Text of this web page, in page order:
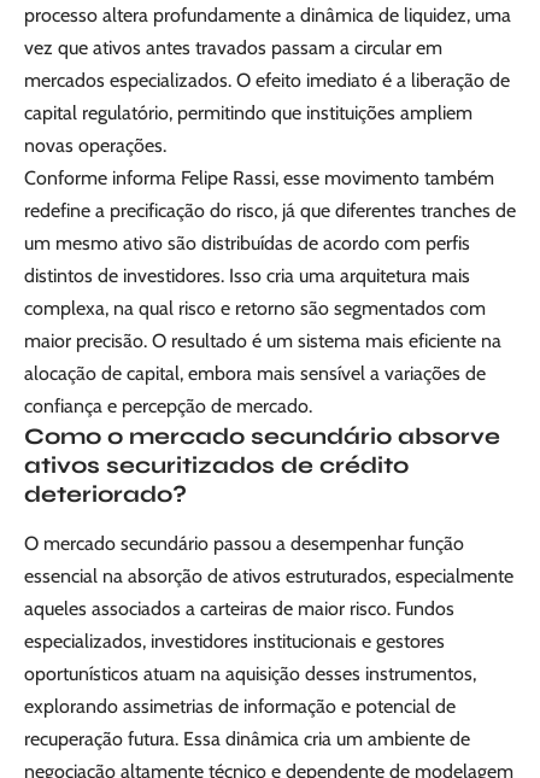
processo altera profundamente a dinâmica de liquidez, uma
vez que ativos antes travados passam a circular em
mercados especializados. O efeito imediato é a liberação de
capital regulatório, permitindo que instituições ampliem
novas operações.
Conforme informa Felipe Rassi, esse movimento também
redefine a precificação do risco, já que diferentes tranches de
um mesmo ativo são distribuídas de acordo com perfis
distintos de investidores. Isso cria uma arquitetura mais
complexa, na qual risco e retorno são segmentados com
maior precisão. O resultado é um sistema mais eficiente na
alocação de capital, embora mais sensível a variações de
confiança e percepção de mercado.
Como o mercado secundário absorve
ativos securitizados de crédito
deteriorado?
O mercado secundário passou a desempenhar função
essencial na absorção de ativos estruturados, especialmente
aqueles associados a carteiras de maior risco. Fundos
especializados, investidores institucionais e gestores
oportunísticos atuam na aquisição desses instrumentos,
explorando assimetrias de informação e potencial de
recuperação futura. Essa dinâmica cria um ambiente de
negociação altamente técnico e dependente de modelagem